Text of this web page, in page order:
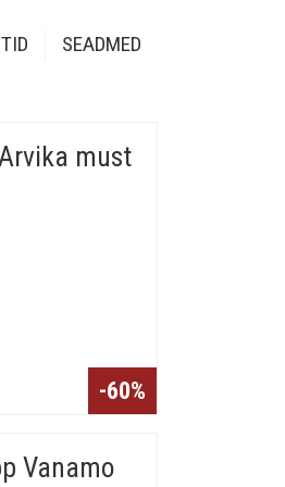
SEADMED
must
-60%
Vanamo